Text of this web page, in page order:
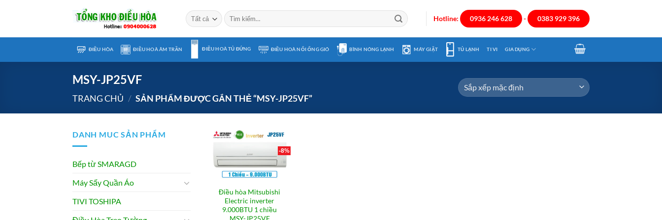
Tìm
kiếm:
Hotline: 0936 246 628 - 0383 929 396
ĐIỀU HÒA ĐIỀU HOÀ ÂM TRẦN ĐIỀU HOÀ TỦ ĐỨNG ĐIỀU HOÀ NỐI ỐNG GIÓ BÌNH NÓNG LẠNH MÁY GIẶT TỦ LẠNH TI VI GIA DỤNG
MSY-JP25VF
TRANG CHỦ / SẢN PHẨM ĐƯỢC GẮN THẺ “MSY-JP25VF”
DANH MUC SẢN PHẨM
Bếp từ SMARAGD
Máy Sấy Quần Áo
TIVI TOSHIPA
-8%
Điều hòa Mitsubishi
Electric inverter
9.000BTU 1 chiều
MSY-JP25VF